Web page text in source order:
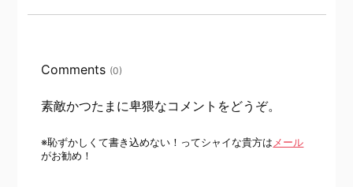
Comments (0)
素敵かつたまに卑猥なコメントをどうぞ。
※恥ずかしくて書き込めない！ってシャイな貴方は メール
がお勧め！